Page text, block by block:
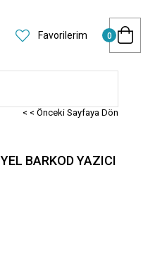
Favorilerim 0
< < Önceki Sayfaya Dön
BARKOD YAZICI